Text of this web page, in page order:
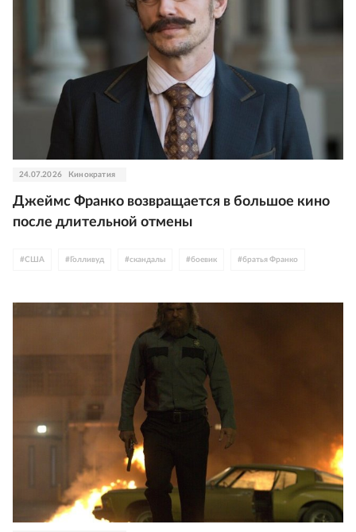
24.07.2026 Кинократия
Джеймс Франко возвращается в большое кино
после длительной отмены
#США # Голливуд #скандалы #боевик #братья Франко